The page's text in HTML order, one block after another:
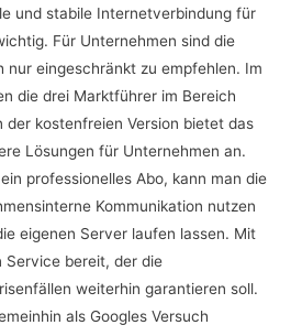
und stabile Internetverbindung für
Für Unternehmen sind die
nur eingeschränkt zu empfehlen. Im
die drei Marktführer im Bereich
der kostenfreien Version bietet das
Lösungen für Unternehmen an.
professionelles Abo, kann man die
Kommunikation nutzen
eigenen Server laufen lassen. Mit
Service bereit, der die
weiterhin garantieren soll.
als Googles Versuch